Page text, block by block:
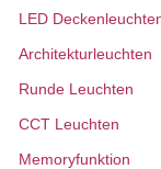
LED
Architekturleuchten
Runde Leuchten
CCT Leuchten
Memoryfunktion